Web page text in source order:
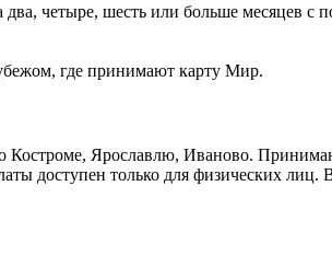
два, четыре, шесть или больше месяцев
где принимают карту Мир.
Костроме, Ярославлю, Иваново.
доступен только для физических лиц.